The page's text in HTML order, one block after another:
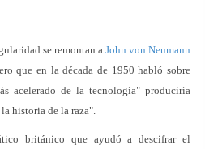
se remontan a John von Neumann
que en la década de 1950 habló sobre
acelerado de la tecnología" produciría
historia de la raza".
británico que ayudó a descifrar el